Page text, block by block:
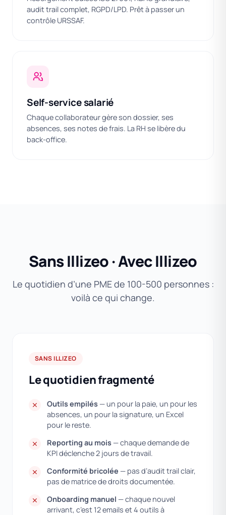
audit trail complet, RGPD/LPD. Prêt à passer un
contrôle URSSAF.
Self-service salarié
Chaque collaborateur gère son dossier, ses
absences, ses notes de frais. La RH se libère du
back-office.
Sans Illizeo · Avec Illizeo
Le quotidien d’une PME de 100-500 personnes :
voilà ce qui change.
SANS ILLIZEO
Le quotidien fragmenté
Outils empilés — un pour la paie, un pour les
absences, un pour la signature, un Excel
pour le reste.
Reporting au mois — chaque demande de
KPI déclenche 2 jours de travail.
Conformité bricolée — pas d’audit trail clair,
pas de matrice de droits documentée.
Onboarding manuel — chaque nouvel
arrivant, c’est 12 emails et 4 outils à